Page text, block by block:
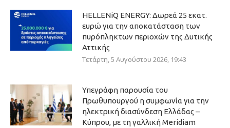
HELLENiQ ENERGY: Δωρεά 25 εκατ.
ευρώ για την αποκατάσταση των
πυρόπληκτων περιοχών της Δυτικής
Αττικής
Τετάρτη, 5 Αυγούστου 2026, 19:43
Υπεγράφη παρουσία του
Πρωθυπουργού η συμφωνία για την
ηλεκτρική διασύνδεση Ελλάδας –
Κύπρου, με τη γαλλική Meridiam